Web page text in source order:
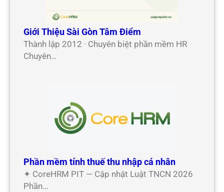
Giới Thiệu Sài Gòn Tâm Điểm
Thành lập 2012 · Chuyên biệt phần mềm HR
Chuyên…
Phần mềm tính thuế thu nhập cá nhân
✦ CoreHRM PIT — Cập nhật Luật TNCN 2026
Phần…